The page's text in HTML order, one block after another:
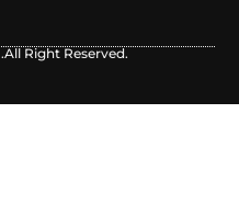
.All Right Reserved.